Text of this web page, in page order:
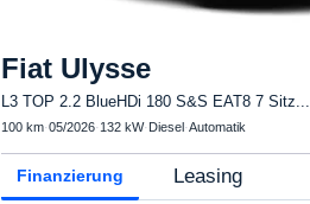
Fiat Ulysse
L3 TOP 2.2 BlueHDi 180 S&S EAT8 7 Sitz...
100 km·05/2026· 132 kW· Diesel·Automatik
Finanzierung Leasing